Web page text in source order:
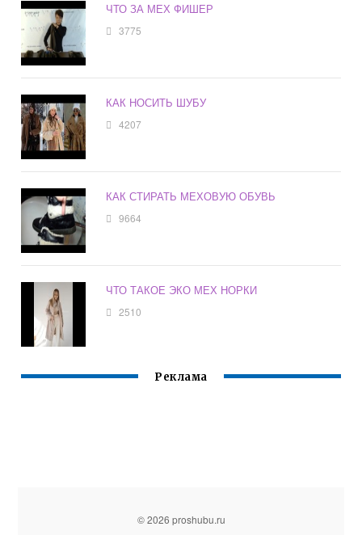
ЧТО ЗА МЕХ ФИШЕР
3775
КАК НОСИТЬ ШУБУ
4207
КАК СТИРАТЬ МЕХОВУЮ ОБУВЬ
9664
ЧТО ТАКОЕ ЭКО МЕХ НОРКИ
2510
Реклама
© 2026 proshubu.ru